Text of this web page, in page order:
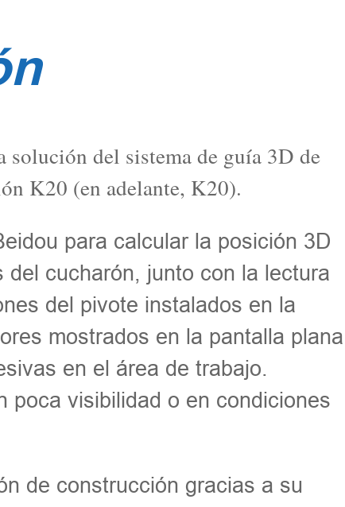
solución del sistema de guía 3D de
K20 (en adelante, K20).
para calcular la posición 3D
cucharón, junto con la lectura
del pivote instalados en la
mostrados en la pantalla plana
en el área de trabajo.
poca visibilidad o en condiciones
de construcción gracias a su